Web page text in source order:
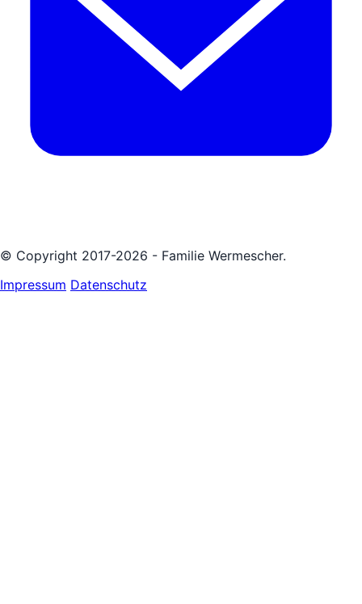
© Copyright 2017-2026 - Familie Wermescher.
Impressum Datenschutz